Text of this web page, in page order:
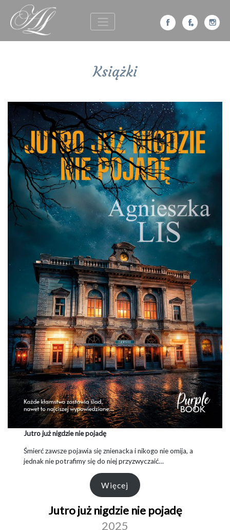
Książki
Jutro już nigdzie nie pojadę
Śmierć zawsze pojawia się znienacka i nikogo nie omija, a
jednak nie potrafimy się do niej przyzwyczaić…
Więcej
Jutro już nigdzie nie pojadę
2025